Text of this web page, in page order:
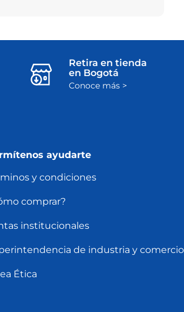
Retira en tienda
en Bogotá
Conoce más >
ayudarte
y condiciones
comprar?
institucionales
de industria y comercio
Ética